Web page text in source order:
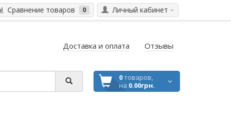
Сравнение товаров 0 Личный кабинет
Доставка и оплата Отзывы
0товаров,
на 0.00грн.